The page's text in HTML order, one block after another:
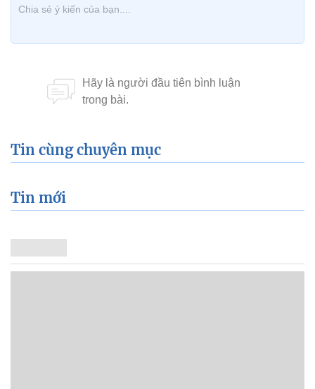
Tin cùng chuyên mục
Tin mới